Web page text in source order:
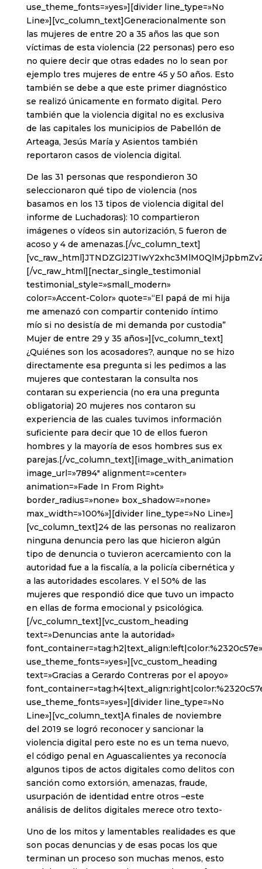
use_theme_fonts=»yes»][divider line_type=»No
Line»][vc_column_text]Generacionalmente son
las mujeres de entre 20 a 35 años las que son
víctimas de esta violencia (22 personas) pero eso
no quiere decir que otras edades no lo sean por
ejemplo tres mujeres de entre 45 y 50 años. Esto
también se debe a que este primer diagnóstico
se realizó únicamente en formato digital. Pero
también que la violencia digital no es exclusiva
de las capitales los municipios de Pabellón de
Arteaga, Jesús María y Asientos también
reportaron casos de violencia digital.
De las 31 personas que respondieron 30
seleccionaron qué tipo de violencia (nos
basamos en los 13 tipos de violencia digital del
informe de Luchadoras): 10 compartieron
imágenes o vídeos sin autorización, 5 fueron de
acoso y 4 de amenazas.[/vc_column_text]
[/vc_raw_html][nectar_single_testimonial
testimonial_style=»small_modern»
color=»Accent-Color» quote=»“El papá de mi hija
me amenazó con compartir contenido íntimo
mío si no desistía de mi demanda por custodia”
Mujer de entre 29 y 35 años»][vc_column_text]
¿Quiénes son los acosadores?, aunque no se hizo
directamente esa pregunta si les pedimos a las
mujeres que contestaran la consulta nos
contaran su experiencia (no era una pregunta
obligatoria) 20 mujeres nos contaron su
experiencia de las cuales tuvimos información
suficiente para decir que 10 de ellos fueron
hombres y la mayoría de esos hombres sus ex
parejas.[/vc_column_text][image_with_animation
image_url=»7894″ alignment=»center»
animation=»Fade In From Right»
border_radius=»none» box_shadow=»none»
max_width=»100%»][divider line_type=»No Line»]
[vc_column_text]24 de las personas no realizaron
ninguna denuncia pero las que hicieron algún
tipo de denuncia o tuvieron acercamiento con la
autoridad fue a la fiscalía, a la policía cibernética y
a las autoridades escolares. Y el 50% de las
mujeres que respondió dice que tuvo un impacto
en ellas de forma emocional y psicológica.
[/vc_column_text][vc_custom_heading
text=»Denuncias ante la autoridad»
font_container=»tag:h2|text_align:left|color:%2320c57e»
use_theme_fonts=»yes»][vc_custom_heading
text=»Gracias a Gerardo Contreras por el apoyo»
use_theme_fonts=»yes»][divider line_type=»No
Line»][vc_column_text]A finales de noviembre
del 2019 se logró reconocer y sancionar la
violencia digital pero este no es un tema nuevo,
el código penal en Aguascalientes ya reconocía
algunos tipos de actos digitales como delitos con
sanción como extorsión, amenazas, fraude,
usurpación de identidad entre otros –este
análisis de delitos digitales merece otro texto-
Uno de los mitos y lamentables realidades es que
son pocas denuncias y de esas pocas los que
terminan un proceso son muchas menos, esto